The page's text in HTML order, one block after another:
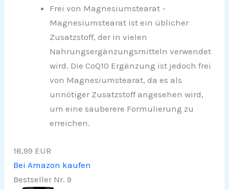
Frei von Magnesiumstearat -
Magnesiumstearat ist ein üblicher
Zusatzstoff, der in vielen
Nahrungsergänzungsmitteln verwendet
wird. Die CoQ10 Ergänzung ist jedoch frei
von Magnesiumstearat, da es als
unnötiger Zusatzstoff angesehen wird,
um eine sauberere Formulierung zu
erreichen.
18,99 EUR
Bei Amazon kaufen
Bestseller Nr. 9